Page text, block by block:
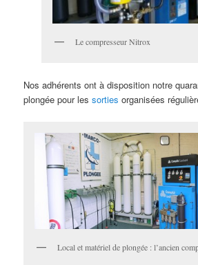
Le compresseur Nitrox
Nos adhérents ont à disposition notre
plongée pour lessorties organisées
Local et matériel de plongée : l’ancien